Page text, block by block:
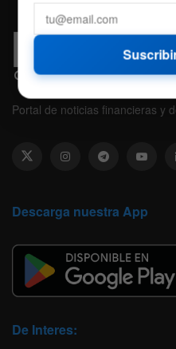
Portal de noticias financieras y
Descarga nuestra App
De Interes: